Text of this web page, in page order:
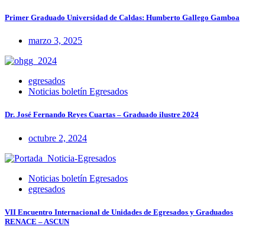
Primer Graduado Universidad de Caldas: Humberto Gallego Gamboa
marzo 3, 2025
egresados
Noticias boletín Egresados
Dr. José Fernando Reyes Cuartas – Graduado ilustre 2024
octubre 2, 2024
Noticias boletín Egresados
egresados
VII Encuentro Internacional de Unidades de Egresados y Graduados
RENACE – ASCUN